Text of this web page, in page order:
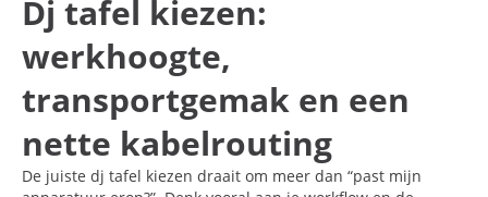
Dj tafel kiezen:
werkhoogte,
transportgemak en een
nette kabelrouting
De juiste dj tafel kiezen draait om meer dan “past mijn